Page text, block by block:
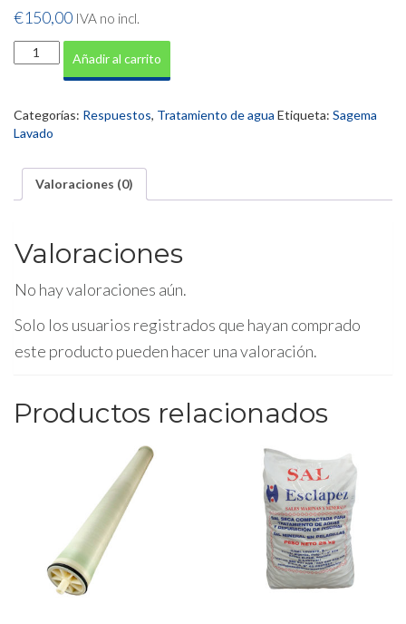
€150,00 IVA no incl.
Cartucho
Big
5
micras
Añadir al carrito
Categorías: Respuestos, Tratamiento de agua Etiqueta: Sagema
Lavado
Valoraciones (0)
Valoraciones
No hay valoraciones aún.
Solo los usuarios registrados que hayan comprado
este producto pueden hacer una valoración.
Productos relacionados